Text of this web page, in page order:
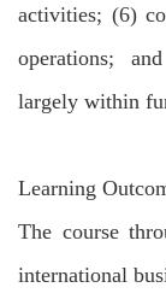
activities; (6)
operations;
largely within
Learning
The course
international